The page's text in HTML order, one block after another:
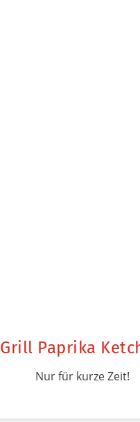
Grill Paprika
Nur für kurze Zeit!